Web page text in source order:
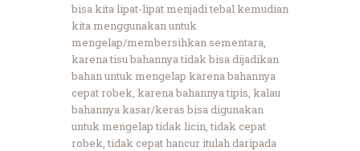
bisa kita lipat-lipat menjadi tebal kemudian
kita menggunakan untuk
mengelap/membersihkan sementara,
karena tisu bahannya tidak bisa dijadikan
bahan untuk mengelap karena bahannya
cepat robek, karena bahannya tipis, kalau
bahannya kasar/keras bisa digunakan
untuk mengelap tidak licin, tidak cepat
robek, tidak cepat hancur itulah daripada